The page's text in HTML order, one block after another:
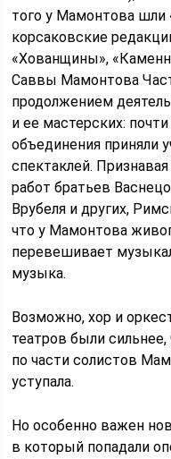
того у Мамонтова шли
корсаковские
«Хованщины»,
Саввы Мамонтова
продолжением
и ее мастерских:
объединения приняли
спектаклей.
работ братьев
Врубеля и других,
что у Мамонтова
перевешивает
музыка.
Возможно, хор и
театров были
по части солистов
уступала.
Но особенно важен
в который попадали